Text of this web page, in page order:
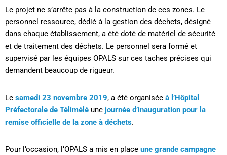
Le projet ne s’arrête pas à la construction de ces zones. Le
personnel ressource, dédié à la gestion des déchets, désigné
dans chaque établissement, a été doté de matériel de sécurité
et de traitement des déchets. Le personnel sera formé et
supervisé par les équipes OPALS sur ces taches précises qui
demandent beaucoup de rigueur.
Le samedi 23 novembre 2019, a été organisée à l’Hôpital
Préfectorale de Télimélé une journée d’inauguration pour la
remise officielle de la zone à déchets.
Pour l’occasion, l’OPALS a mis en place une grande campagne